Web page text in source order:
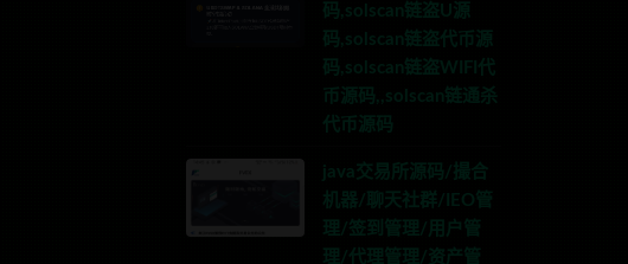
码,solscan链盗U源
码,solscan链盗代币源
码,solscan链盗WIFI代
币源码,,solscan链通杀
代币源码
java交易所源码/撮合
机器/聊天社群/IEO管
理/签到管理/用户管
理/代理管理/资产管